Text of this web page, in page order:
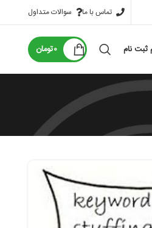
تماس با ما سوالات متداول
ثبت نام 0تومان